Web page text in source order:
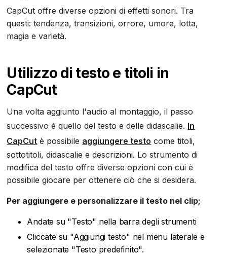
CapCut offre diverse opzioni di effetti sonori. Tra
questi: tendenza, transizioni, orrore, umore, lotta,
magia e varietà.
Utilizzo di testo e titoli in
CapCut
Una volta aggiunto l'audio al montaggio, il passo
successivo è quello del testo e delle didascalie. In
CapCut è possibile aggiungere testo come titoli,
sottotitoli, didascalie e descrizioni. Lo strumento di
modifica del testo offre diverse opzioni con cui è
possibile giocare per ottenere ciò che si desidera.
Per aggiungere e personalizzare il testo nel clip;
Andate su "Testo" nella barra degli strumenti
Cliccate su "Aggiungi testo" nel menu laterale e
selezionate "Testo predefinito".